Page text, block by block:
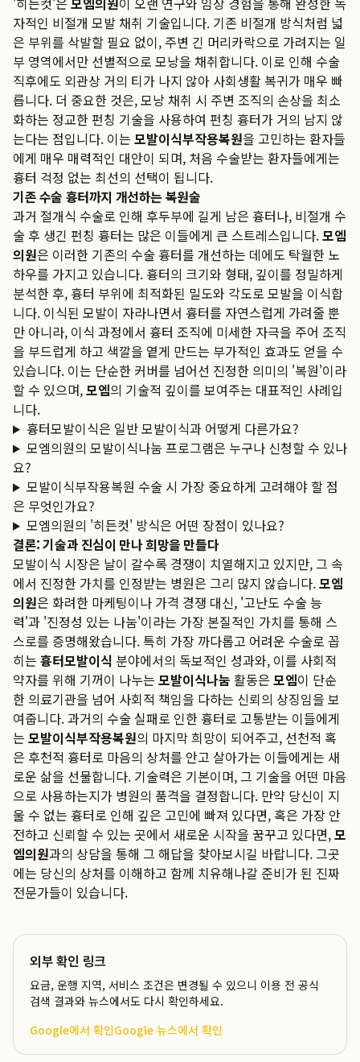
자적인 비절개 모발 채취 기술입니다. 기존 비절개 방식처럼 넓
은 부위를 삭발할 필요 없이, 주변 긴 머리카락으로 가려지는 일
부 영역에서만 선별적으로 모낭을 채취합니다. 이로 인해 수술
직후에도 외관상 거의 티가 나지 않아 사회생활 복귀가 매우 빠
릅니다. 더 중요한 것은, 모낭 채취 시 주변 조직의 손상을 최소
화하는 정교한 펀칭 기술을 사용하여 펀칭 흉터가 거의 남지 않
는다는 점입니다. 이는 모발이식부작용복원을 고민하는 환자들
에게 매우 매력적인 대안이 되며, 처음 수술받는 환자들에게는
흉터 걱정 없는 최선의 선택이 됩니다.
기존 수술 흉터까지 개선하는 복원술
과거 절개식 수술로 인해 후두부에 길게 남은 흉터나, 비절개 수
술 후 생긴 펀칭 흉터는 많은 이들에게 큰 스트레스입니다.모엠
의원은 이러한 기존의 수술 흉터를 개선하는 데에도 탁월한 노
하우를 가지고 있습니다. 흉터의 크기와 형태, 깊이를 정밀하게
분석한 후, 흉터 부위에 최적화된 밀도와 각도로 모발을 이식합
니다. 이식된 모발이 자라나면서 흉터를 자연스럽게 가려줄 뿐
만 아니라, 이식 과정에서 흉터 조직에 미세한 자극을 주어 조직
을 부드럽게 하고 색깔을 옅게 만드는 부가적인 효과도 얻을 수
있습니다. 이는 단순한 커버를 넘어선 진정한 의미의 '복원'이라
할 수 있으며,모엠의 기술적 깊이를 보여주는 대표적인 사례입
니다.
흉터모발이식은 일반 모발이식과 어떻게 다른가요?
모엠의원의 모발이식나눔 프로그램은 누구나 신청할 수 있나
요?
모발이식부작용복원 수술 시 가장 중요하게 고려해야 할 점
은 무엇인가요?
모엠의원의 '히든컷' 방식은 어떤 장점이 있나요?
결론: 기술과 진심이 만나 희망을 만들다
모발이식 시장은 날이 갈수록 경쟁이 치열해지고 있지만, 그 속
에서 진정한 가치를 인정받는 병원은 그리 많지 않습니다.모엠
의원은 화려한 마케팅이나 가격 경쟁 대신, '고난도 수술 능
력'과 '진정성 있는 나눔'이라는 가장 본질적인 가치를 통해 스
스로를 증명해왔습니다. 특히 가장 까다롭고 어려운 수술로 꼽
히는 흉터모발이식 분야에서의 독보적인 성과와, 이를 사회적
약자를 위해 기꺼이 나누는 모발이식나눔 활동은 모엠이 단순
한 의료기관을 넘어 사회적 책임을 다하는 신뢰의 상징임을 보
여줍니다. 과거의 수술 실패로 인한 흉터로 고통받는 이들에게
는 모발이식부작용복원의 마지막 희망이 되어주고, 선천적 혹
은 후천적 흉터로 마음의 상처를 안고 살아가는 이들에게는 새
로운 삶을 선물합니다. 기술력은 기본이며, 그 기술을 어떤 마음
으로 사용하는지가 병원의 품격을 결정합니다. 만약 당신이 지
울 수 없는 흉터로 인해 깊은 고민에 빠져 있다면, 혹은 가장 안
전하고 신뢰할 수 있는 곳에서 새로운 시작을 꿈꾸고 있다면,모
엠의원과의 상담을 통해 그 해답을 찾아보시길 바랍니다. 그곳
에는 당신의 상처를 이해하고 함께 치유해나갈 준비가 된 진짜
전문가들이 있습니다.
외부 확인 링크
요금, 운행 지역, 서비스 조건은 변경될 수 있으니 이용 전 공식
검색 결과와 뉴스에서도 다시 확인하세요.
Google에서 확인Google 뉴스에서 확인